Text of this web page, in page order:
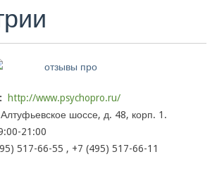
http://www.psychopro.ru/
шоссе, д. 48, корп. 1.
21:00
517-66-55 , +7 (495) 517-66-11